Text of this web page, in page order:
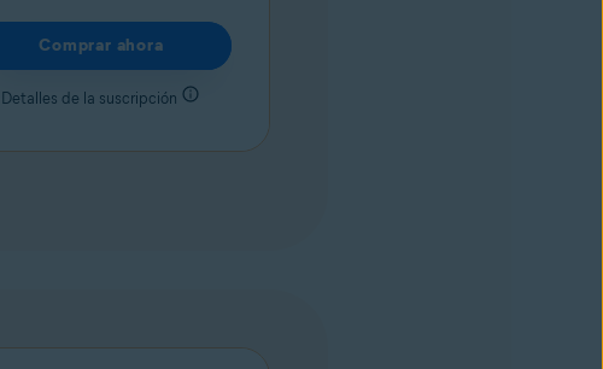
Comprar ahora
Detalles de la suscripción